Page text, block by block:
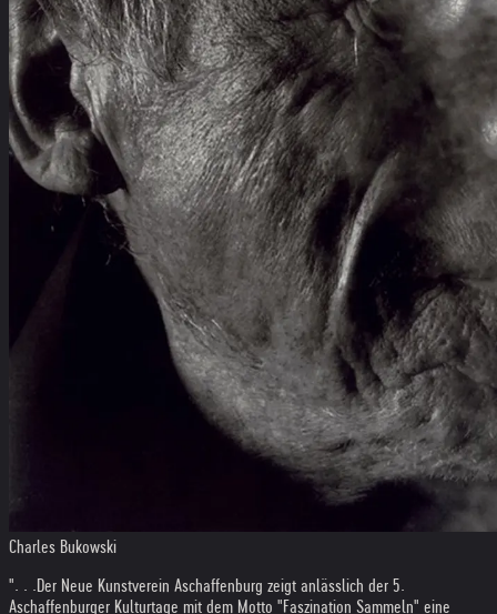
Charles Bukowski
". . .Der Neue Kunstverein Aschaffenburg zeigt anlässlich der 5.
Aschaffenburger Kulturtage mit dem Motto "Faszination Sammeln" eine